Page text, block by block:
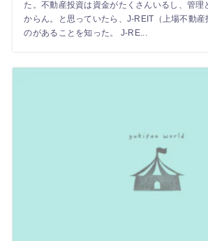
た。不動産投資は資金がたくさんいるし、管理
からん。と思っていたら、J-REIT（上場不動産
のがあることを知った。 J-RE...